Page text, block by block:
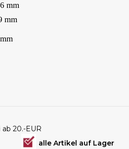
mm
mm
ab 20.-EUR
alle Artikel auf Lager